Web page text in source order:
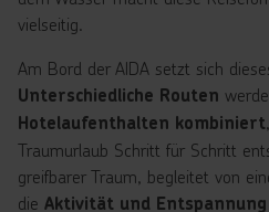
vielseitig.
Am Bord der AIDA setzt sich
Unterschiedliche Routen
Hotelaufenthalten kombiniert
Traumurlaub Schritt für Schritt
greifbarer Traum, begleitet von
die Aktivität und Entspannung